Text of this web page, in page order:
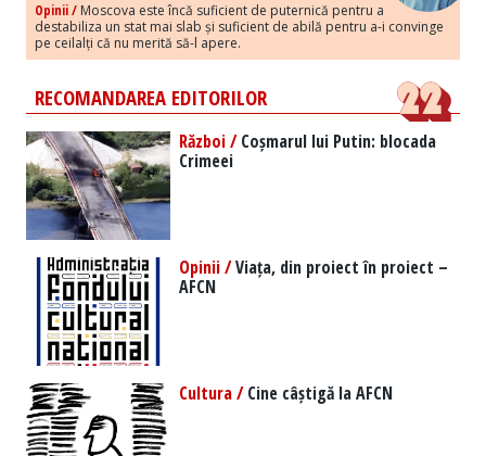
Opinii / Moscova este încă suficient de puternică pentru a
destabiliza un stat mai slab și suficient de abilă pentru a-i convinge
pe ceilalți că nu merită să-l apere.
RECOMANDAREA EDITORILOR
Război /Coșmarul lui Putin: blocada
Crimeei
Opinii /Viața, din proiect în proiect –
AFCN
Cultura /Cine câștigă la AFCN